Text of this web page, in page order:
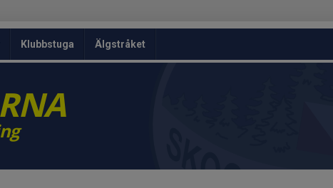
Klubbstuga Älgstråket